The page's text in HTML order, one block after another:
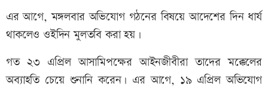
এর আগে, মঙ্গলবার অভিযোগ গঠনের বিষয়ে আদেশের দিন ধার্য
থাকলেও ওইদিন মুলতবি করা হয়।
গত ২৩ এপ্রিল আসামিপক্ষের আইনজীবীরা তাদের মক্কেলের
অব্যাহতি চেয়ে শুনানি করেন। এর আগে, ১৯ এপ্রিল অভিযোগ